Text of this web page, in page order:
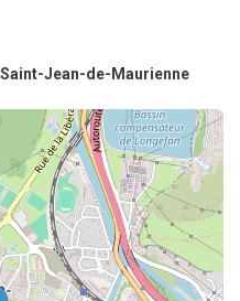
Jean-de-Maurienne